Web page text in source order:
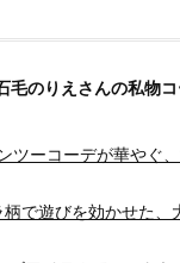
毛のりえさんの私物
ツーコーデが華やぐ
で遊びを効かせた、